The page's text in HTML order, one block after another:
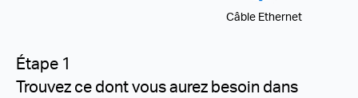
Câble Ethernet
Étape 1
Trouvez ce dont vous aurez besoin dans